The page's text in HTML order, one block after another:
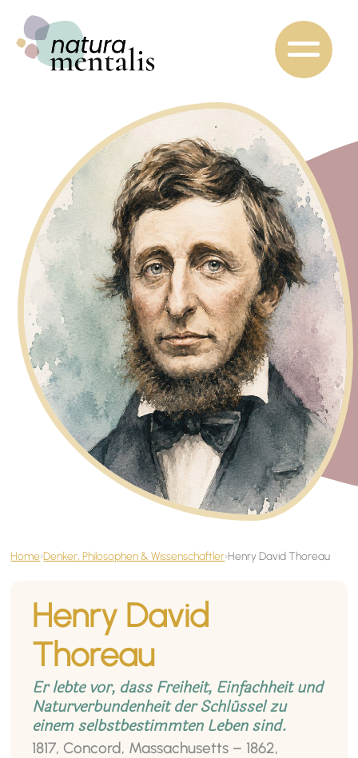
Home›Denker, Philosophen & Wissenschaftler›Henry David Thoreau
Henry David
Thoreau
Er lebte vor, dass Freiheit, Einfachheit und
Naturverbundenheit der Schlüssel zu
einem selbstbestimmten Leben sind.
1817, Concord, Massachusetts – 1862,